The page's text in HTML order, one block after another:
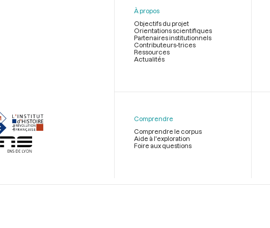
page
À propos
Objectifs du projet
Orientations scientifiques
Partenaires institutionnels
Contributeurs-trices
Ressources
Actualités
Comprendre
Comprendre le corpus
Aide à l'exploration
Foire aux questions